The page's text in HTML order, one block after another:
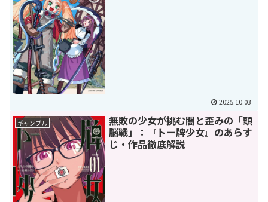
2025.10.03
ギャンブル
無敗の少女が挑む闇と歪みの「頭
脳戦」：『トー牌少女』のあらす
じ・作品徹底解説